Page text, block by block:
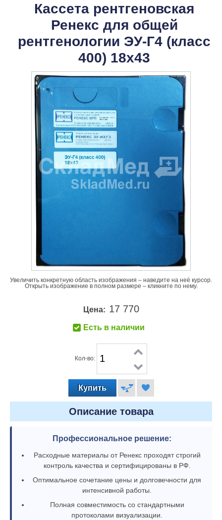
Кассета рентгеновская
Ренекс для общей
рентгенологии ЭУ-Г4 (класс
400) 18х43
Увеличить конкретную область изображения – наведите на неё курсор.
Открыть изображение в полном размере – кликните по нему.
Цена: 17 770
Есть в наличии
Кол-во:
Описание товара
Профессиональное решение:
Расходные материалы от Ренекс проходят строгий
контроль качества и сертифицированы в РФ.
Оптимальное сочетание цены и долговечности для
интенсивной работы.
Полная совместимость со стандартными
протоколами визуализации.